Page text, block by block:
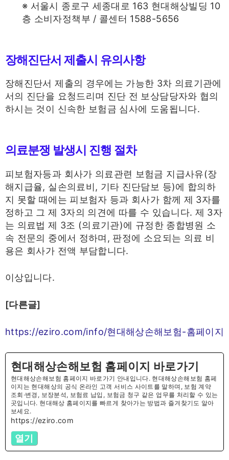
※ 서울시 종로구 세종대로 163 현대해상빌딩 10
층 소비자정책부 / 콜센터 1588-5656
장해진단서 제출시 유의사항
장해진단서 제출의 경우에는 가능한 3차 의료기관에
서의 진단을 요청드리며 진단 전 보상담당자와 협의
하시는 것이 신속한 보험금 심사에 도움됩니다.
의료분쟁 발생시 진행 절차
피보험자등과 회사가 의료관련 보험금 지급사유(장
해지급율, 실손의료비, 기타 진단담보 등)에 합의하
지 못할 때에는 피보험자 등과 회사가 함께 제 3자를
정하고 그 제 3자의 의견에 따를 수 있습니다. 제 3자
는 의료법 제 3조 (의료기관)에 규정한 종합병원 소
속 전문의 중에서 정하며, 판정에 소요되는 의료 비
용은 회사가 전액 부담합니다.
이상입니다.
[다른글]
https://eziro.com/info/현대해상손해보험-홈페이지
현대해상손해보험 홈페이지 바로가기
현대해상손해보험 홈페이지 바로가기 안내입니다. 현대해상손해보험 홈페
이지는 현대해상의 공식 온라인 고객 서비스 사이트를 말하며, 보험 계약
조회·변경, 보장분석, 보험료 납입, 보험금 청구 같은 업무를 처리할 수 있는
곳입니다. 현대해상 홈페이지를 빠르게 찾아가는 방법과 즐겨찾기도 알아
보세요.
https://eziro.com
열기